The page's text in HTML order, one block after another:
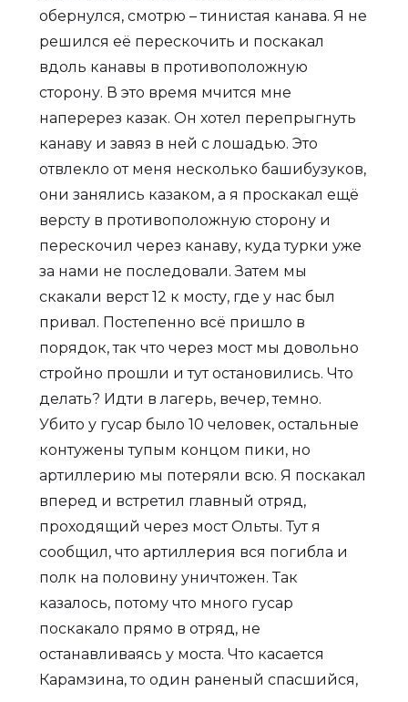
обернулся, смотрю – тинистая канава. Я не
решился её перескочить и поскакал
вдоль канавы в противоположную
сторону. В это время мчится мне
наперерез казак. Он хотел перепрыгнуть
канаву и завяз в ней с лошадью. Это
отвлекло от меня несколько башибузуков,
они занялись казаком, а я проскакал ещё
версту в противоположную сторону и
перескочил через канаву, куда турки уже
за нами не последовали. Затем мы
скакали верст 12 к мосту, где у нас был
привал. Постепенно всё пришло в
порядок, так что через мост мы довольно
стройно прошли и тут остановились. Что
делать? Идти в лагерь, вечер, темно.
Убито у гусар было 10 человек, остальные
контужены тупым концом пики, но
артиллерию мы потеряли всю. Я поскакал
вперед и встретил главный отряд,
проходящий через мост Ольты. Тут я
сообщил, что артиллерия вся погибла и
полк на половину уничтожен. Так
казалось, потому что много гусар
поскакало прямо в отряд, не
останавливаясь у моста. Что касается
Карамзина, то один раненый спасшийся,